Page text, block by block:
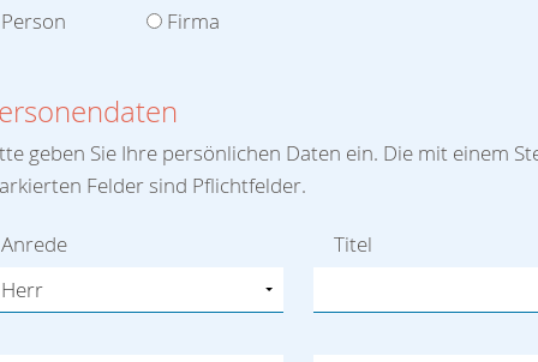
Person Firma
geben Sie Ihre persönlichen Daten ein. Die mit einem
Felder sind Pflichtfelder.
Anrede Titel